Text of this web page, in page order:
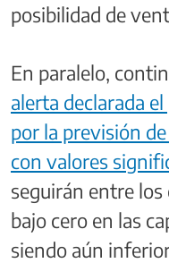
posibilidad de
En paralelo,
alerta declarada
por la previsión
con valores
seguirán entre
bajo cero en las
siendo aún